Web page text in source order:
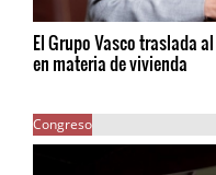
El Grupo Vasco traslada
en materia de vivienda
Congreso